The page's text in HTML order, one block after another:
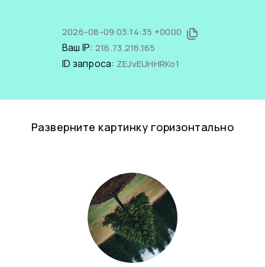
2026-08-09 03:14:35 +0000
Ваш IP: 216.73.216.165
ID запроса: ZEJvEUHHRKo1
Разверните картинку горизонтально